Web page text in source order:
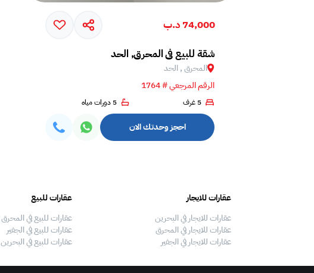
74,000 د.ب
شقة للبيع في المحرق, الحد
المحرق , الحد
الرقم المرجعي # 1764
5 غرف 5 دورات مياه
احجز وحدتك الان
عقارات للايجار
عقارات للايجار في البحرين
عقارات للايجار في المحرق
عقارات للايجار في الجفير
عقارات للبيع
عقارات للبيع في المحرق
عقارات للبيع في الجفير
عقارات للبيع في البحرين